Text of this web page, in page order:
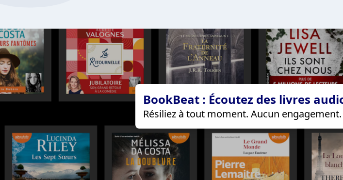
BookBeat : Écoutez des livres
Résiliez à tout moment. Aucun engagement.